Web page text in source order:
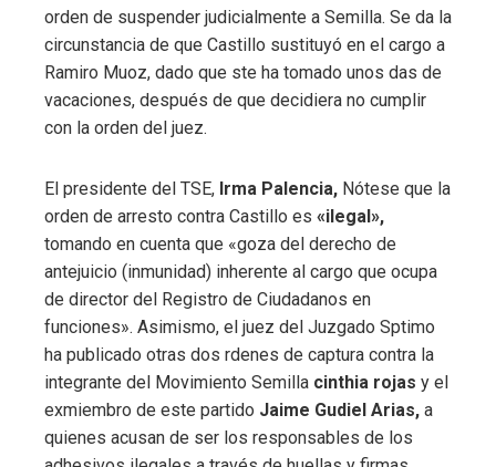
orden de suspender judicialmente a Semilla. Se da la
circunstancia de que Castillo sustituyó en el cargo a
Ramiro Muoz, dado que ste ha tomado unos das de
vacaciones, después de que decidiera no cumplir
con la orden del juez.
El presidente del TSE, Irma Palencia, Nótese que la
orden de arresto contra Castillo es «ilegal»,
tomando en cuenta que «goza del derecho de
antejuicio (inmunidad) inherente al cargo que ocupa
de director del Registro de Ciudadanos en
funciones». Asimismo, el juez del Juzgado Sptimo
ha publicado otras dos rdenes de captura contra la
integrante del Movimiento Semilla cinthia rojas y el
exmiembro de este partido Jaime Gudiel Arias, a
quienes acusan de ser los responsables de los